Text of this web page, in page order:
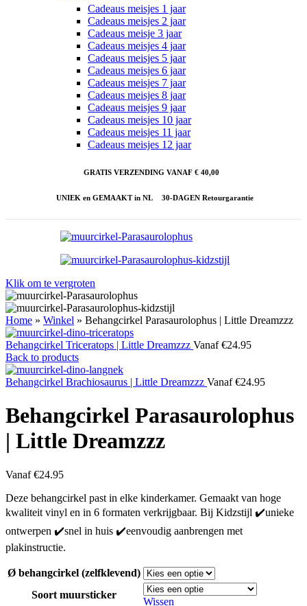
Cadeaus meisjes 1 jaar
Cadeaus meisjes 2 jaar
Cadeaus meisje 3 jaar
Cadeaus meisjes 4 jaar
Cadeaus meisjes 5 jaar
Cadeaus meisjes 6 jaar
Cadeaus meisjes 7 jaar
Cadeaus meisjes 8 jaar
Cadeaus meisjes 9 jaar
Cadeaus meisjes 10 jaar
Cadeaus meisjes 11 jaar
Cadeaus meisjes 12 jaar
GRATIS VERZENDING VANAF € 40,00
UNIEK en GEMAAKT in NL 30-DAGEN Retourgarantie
Klik om te vergroten
Home » Winkel » Behangcirkel Parasaurolophus | Little Dreamzzz
Behangcirkel Triceratops | Little Dreamzzz Vanaf €24.95
Back to products
Behangcirkel Brachiosaurus | Little Dreamzzz Vanaf €24.95
Behangcirkel Parasaurolophus
| Little Dreamzzz
Vanaf €24.95
Deze behangcirkel past in elke kinderkamer. Gemaakt van hoge
kwaliteit vinyl en in 6 formaten verkrijgbaar. Bij Kidzstijl ✔️unieke
ontwerpen ✔️snel in huis ✔️eenvoudig aanbrengen met
plakinstructie.
Ø behangcirkel (zelfklevend)
Soort muursticker
Wissen